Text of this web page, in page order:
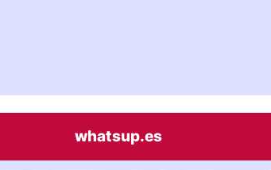
whatsup.es